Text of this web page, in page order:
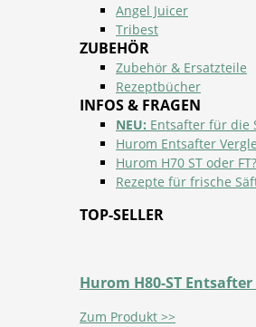
Angel Juicer
Tribest
ZUBEHÖR
Zubehör & Ersatzteile
Rezeptbücher
INFOS & FRAGEN
NEU: Entsafter für die
Hurom Entsafter
Hurom H70 ST oder FT?
Rezepte für frische
TOP-SELLER
Hurom H80-ST Entsafter
Zum Produkt >>